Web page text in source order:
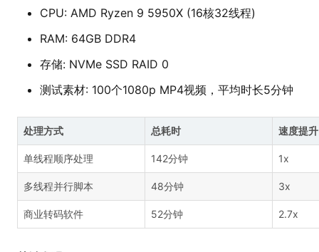
CPU: AMD Ryzen 9 5950X (16核32线程)
RAM: 64GB DDR4
存储: NVMe SSD RAID 0
测试素材: 100个1080p MP4视频，平均时长5分钟
处理方式 总耗时 速度提升
单线程顺序处理 142分钟 1x
多线程并行脚本 48分钟 3x
商业转码软件 52分钟 2.7x